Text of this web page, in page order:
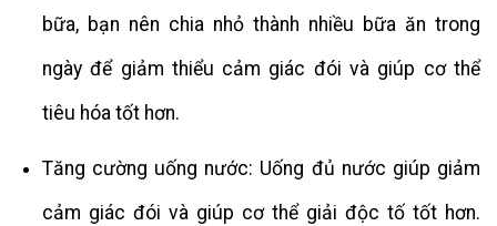
bữa, bạn nên chia nhỏ thành nhiều bữa ăn trong
ngày để giảm thiểu cảm giác đói và giúp cơ thể
tiêu hóa tốt hơn.
Tăng cường uống nước: Uống đủ nước giúp giảm
cảm giác đói và giúp cơ thể giải độc tố tốt hơn.